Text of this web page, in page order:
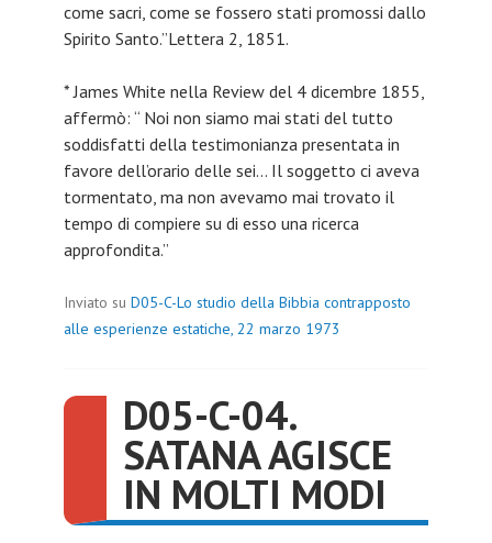
come sacri, come se fossero stati promossi dallo
Spirito Santo.”Lettera 2, 1851.
* James White nella Review del 4 dicembre 1855,
affermò: “ Noi non siamo mai stati del tutto
soddisfatti della testimonianza presentata in
favore dell’orario delle sei… Il soggetto ci aveva
tormentato, ma non avevamo mai trovato il
tempo di compiere su di esso una ricerca
approfondita.”
Inviato su D05-C-Lo studio della Bibbia contrapposto
alle esperienze estatiche, 22 marzo 1973
D05-C-04.
SATANA AGISCE
IN MOLTI MODI